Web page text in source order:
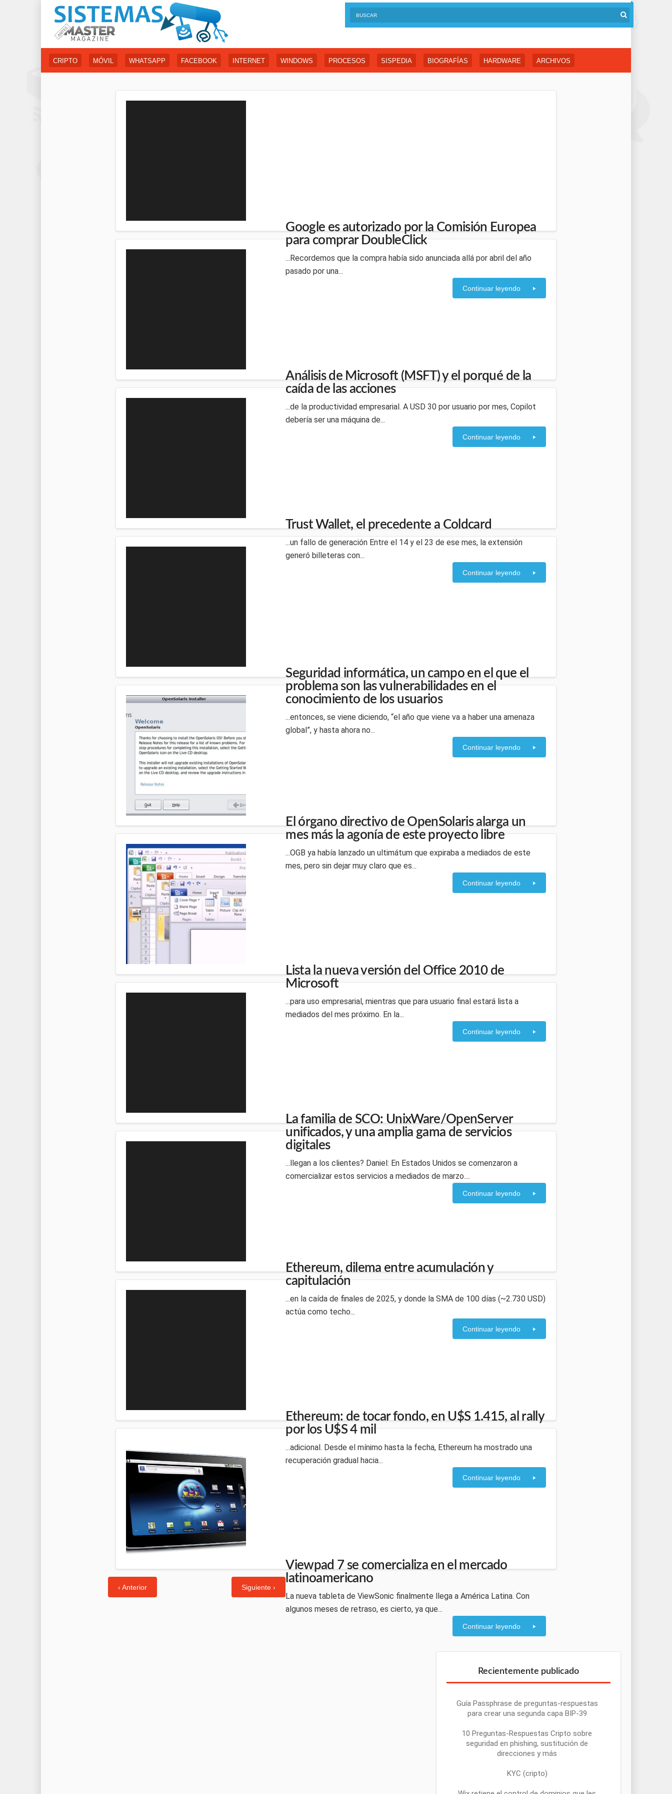
CRIPTO MÓVIL WHATSAPP FACEBOOK INTERNET WINDOWS PROCESOS SISPEDIA BIOGRAFÍAS HARDWARE ARCHIVOS
Google es autorizado por la Comisión Europea
para comprar DoubleClick
...Recordemos que la compra había sido anunciada allá por abril del año
pasado por una...
Continuar leyendo
Análisis de Microsoft (MSFT) y el porqué de la
caída de las acciones
...de la productividad empresarial. A USD 30 por usuario por mes, Copilot
debería ser una máquina de...
Continuar leyendo
Trust Wallet, el precedente a Coldcard
...un fallo de generación Entre el 14 y el 23 de ese mes, la extensión
generó billeteras con...
Continuar leyendo
Seguridad informática, un campo en el que el
problema son las vulnerabilidades en el
conocimiento de los usuarios
...entonces, se viene diciendo, “el año que viene va a haber una amenaza
global”, y hasta ahora no...
Continuar leyendo
El órgano directivo de OpenSolaris alarga un
mes más la agonía de este proyecto libre
...OGB ya había lanzado un ultimátum que expiraba a mediados de este
mes, pero sin dejar muy claro que es...
Continuar leyendo
Lista la nueva versión del Office 2010 de
Microsoft
...para uso empresarial, mientras que para usuario final estará lista a
mediados del mes próximo. En la...
Continuar leyendo
La familia de SCO: UnixWare/OpenServer
unificados, y una amplia gama de servicios
digitales
...llegan a los clientes? Daniel: En Estados Unidos se comenzaron a
comercializar estos servicios a mediados de marzo....
Continuar leyendo
Ethereum, dilema entre acumulación y
capitulación
...en la caída de finales de 2025, y donde la SMA de 100 días (~2.730 USD)
actúa como techo...
Continuar leyendo
Ethereum: de tocar fondo, en U$S 1.415, al rally
por los U$S 4 mil
...adicional. Desde el mínimo hasta la fecha, Ethereum ha mostrado una
recuperación gradual hacia...
Continuar leyendo
Viewpad 7 se comercializa en el mercado
latinoamericano
La nueva tableta de ViewSonic finalmente llega a América Latina. Con
algunos meses de retraso, es cierto, ya que...
Continuar leyendo
‹ Anterior Siguiente ›
Recientemente publicado
Guía Passphrase de preguntas-respuestas
para crear una segunda capa BIP-39
10 Preguntas-Respuestas Cripto sobre
seguridad en phishing, sustitución de
direcciones y más
KYC (cripto)